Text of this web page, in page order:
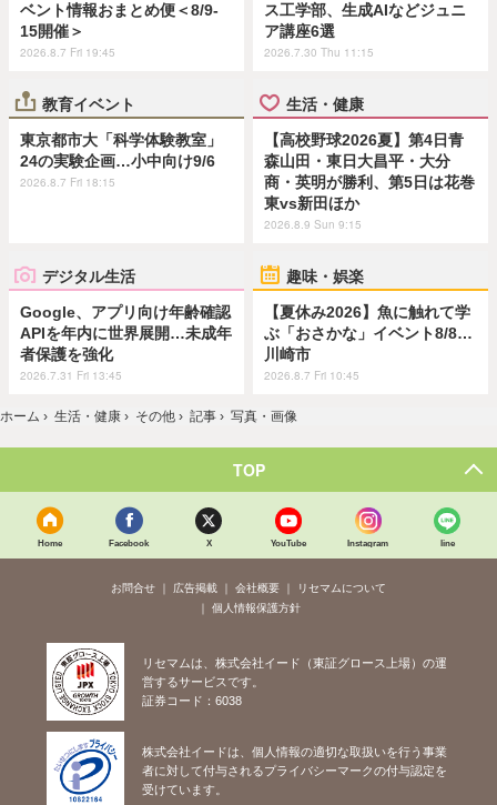
ベント情報おまとめ便＜8/9-
15開催＞
2026.8.7 Fri 19:45
ス工学部、生成AIなどジュニ
ア講座6選
2026.7.30 Thu 11:15
教育イベント
東京都市大「科学体験教室」
24の実験企画…小中向け9/6
2026.8.7 Fri 18:15
生活・健康
【高校野球2026夏】第4日青
森山田・東日大昌平・大分
商・英明が勝利、第5日は花巻
東vs新田ほか
2026.8.9 Sun 9:15
デジタル生活
Google、アプリ向け年齢確認
APIを年内に世界展開…未成年
者保護を強化
2026.7.31 Fri 13:45
趣味・娯楽
【夏休み2026】魚に触れて学
ぶ「おさかな」イベント8/8…
川崎市
2026.8.7 Fri 10:45
ホーム › 生活・健康 › その他 › 記事 › 写真・画像
TOP
Home Facebook X YouTube Instagram line
お問合せ 広告掲載 会社概要
リセマムについて
個人情報保護方針
リセマムは、株式会社イード（東証グロース上場）の運
営するサービスです。
証券コード：6038
株式会社イードは、個人情報の適切な取扱いを行う事業
者に対して付与されるプライバシーマークの付与認定を
受けています。